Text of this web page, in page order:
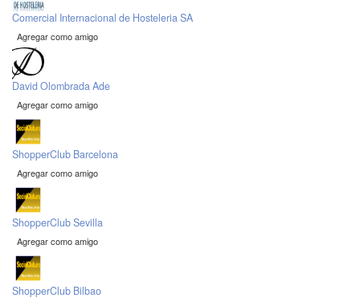
Comercial Internacional de Hosteleria SA
Agregar como amigo
David Olombrada Ade
Agregar como amigo
ShopperClub Barcelona
Agregar como amigo
ShopperClub Sevilla
Agregar como amigo
ShopperClub Bilbao